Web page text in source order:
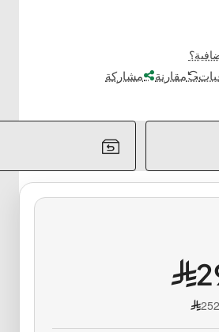
مقارنة مشاركة